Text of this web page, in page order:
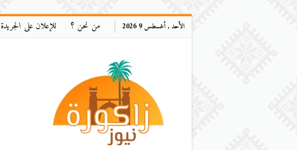
الأحد , أغسطس 9 2026 من نحن ؟ للإعلان على الجريدة